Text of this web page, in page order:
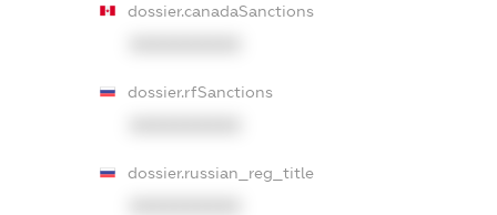
dossier.canadaSanctions
dossier.rfSanctions
dossier.russian_reg_title